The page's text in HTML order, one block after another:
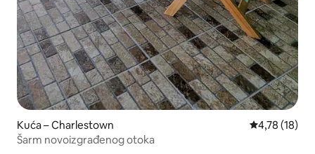
Kuća – Charlestown Prosječna
4,78 (18)
Šarm novoizgrađenog otoka